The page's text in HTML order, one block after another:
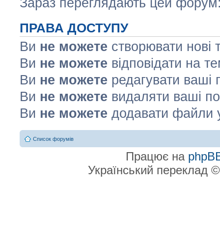
Зараз переглядають цей форум:
ПРАВА ДОСТУПУ
Ви не можете створювати
Ви не можете відповідати на
Ви не можете редагувати
Ви не можете видаляти ваші
Ви не можете додавати файли
Список форумів
Працює на
Український переклад